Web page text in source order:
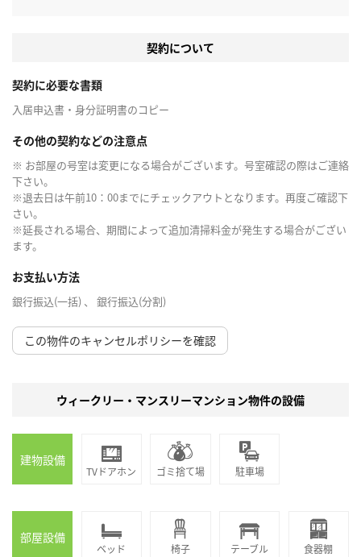
契約について
契約に必要な書類
入居申込書・身分証明書のコピー
その他の契約などの注意点
※ お部屋の号室は変更になる場合がございます。号室確認の際はご連絡
下さい。
※退去日は午前10：00までにチェックアウトとなります。再度ご確認下
さい。
※延長される場合、期間によって追加清掃料金が発生する場合がござい
ます。
お支払い方法
銀行振込(一括) 、 銀行振込(分割)
この物件のキャンセルポリシーを確認
ウィークリー・マンスリーマンション物件の設備
建物設備
TVドアホン ゴミ捨て場 駐車場
部屋設備
ベッド 椅子 テーブル 食器棚